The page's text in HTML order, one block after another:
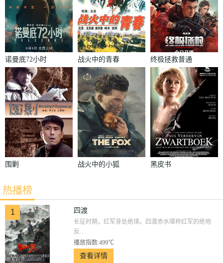
诺曼底72小时 战火中的青春
终极拯救普通
话版
围剿
战火中的小狐
黑皮书
热播榜
1 四渡
长征时期，红军身处绝境。四渡赤水堪称红军的绝地
反...
播放指数:499℃
查看详情